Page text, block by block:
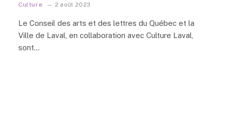
Culture 2 août 2023
Le Conseil des arts et des lettres du Québec et la
Ville de Laval, en collaboration avec Culture Laval,
sont…